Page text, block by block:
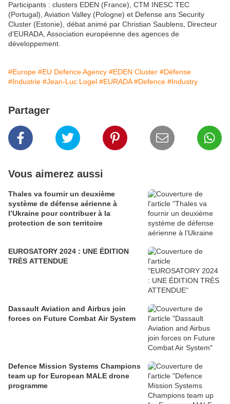
Participants : clusters EDEN (France), CTM INESC TEC
(Portugal), Aviation Valley (Pologne) et Defense ans Security
Cluster (Estonie), débat animé par Christian Saublens, Directeur
d'EURADA, Association européenne des agences de
développement.
#Europe #EU Defence Agency #EDEN Cluster #Défense
#Industrie #Jean-Luc Logel #EURADA #Defence #Industry
Partager
Vous aimerez aussi
Thales va fournir un deuxième
système de défense aérienne à
l’Ukraine pour contribuer à la
protection de son territoire
EUROSATORY 2024 : UNE ÉDITION
TRÈS ATTENDUE
Dassault Aviation and Airbus join
forces on Future Combat Air System
Defence Mission Systems Champions
team up for European MALE drone
programme